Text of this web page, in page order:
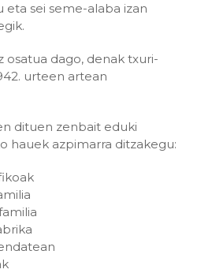
eta sei seme-alaba izan
osatua dago, denak txuri-
urteen artean
dituen zenbait eduki
hauek azpimarra ditzakegu: